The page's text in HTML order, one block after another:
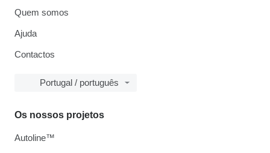
Quem somos
Ajuda
Contactos
Portugal / português
Os nossos projetos
Autoline™